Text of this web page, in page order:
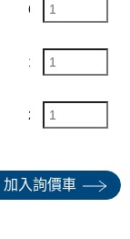
6,000~30,000cSt
加入詢價車